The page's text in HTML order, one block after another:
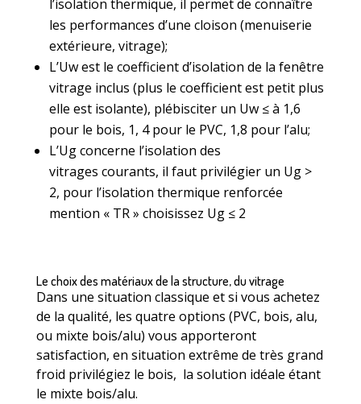
l’isolation thermique, il permet de connaître
les performances d’une cloison (menuiserie
extérieure, vitrage);
L’Uw est le coefficient d’isolation de la fenêtre
vitrage inclus (plus le coefficient est petit plus
elle est isolante), plébisciter un Uw ≤ à 1,6
pour le bois, 1, 4 pour le PVC, 1,8 pour l’alu;
L’Ug concerne l’isolation des
vitrages courants, il faut privilégier un Ug >
2, pour l’isolation thermique renforcée
mention « TR » choisissez Ug ≤ 2
Le choix des matériaux de la structure, du vitrage
Dans une situation classique et si vous achetez
de la qualité, les quatre options (PVC, bois, alu,
ou mixte bois/alu) vous apporteront
satisfaction, en situation extrême de très grand
froid privilégiez le bois, la solution idéale étant
le mixte bois/alu.